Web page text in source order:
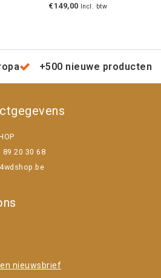
€149,00
Incl. btw
+500 nieuwe producten
89 20 30 68
nieuwsbrief